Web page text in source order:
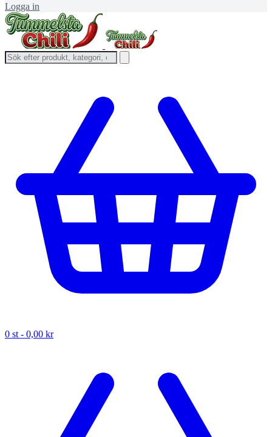
Logga in
0 st - 0,00 kr